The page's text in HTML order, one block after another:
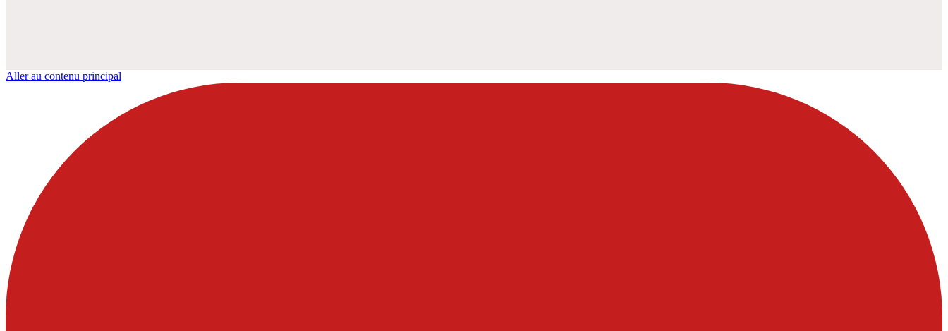
Aller au contenu principal